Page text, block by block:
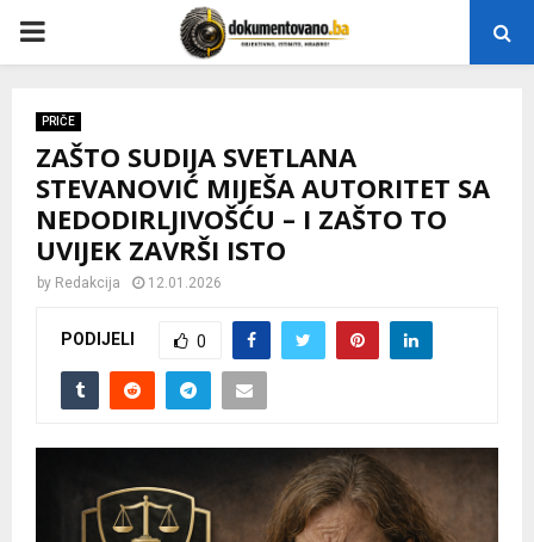
P
M
A
PRIČE
ZAŠTO SUDIJA SVETLANA
STEVANOVIĆ MIJEŠA AUTORITET SA
NEDODIRLJIVOŠĆU – I ZAŠTO TO
UVIJEK ZAVRŠI ISTO
by Redakcija 12.01.2026
PODIJELI 0